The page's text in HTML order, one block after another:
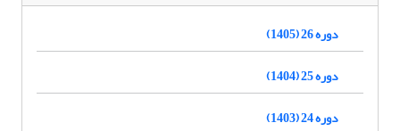
دوره 26 (1405)
دوره 25 (1404)
دوره 24 (1403)